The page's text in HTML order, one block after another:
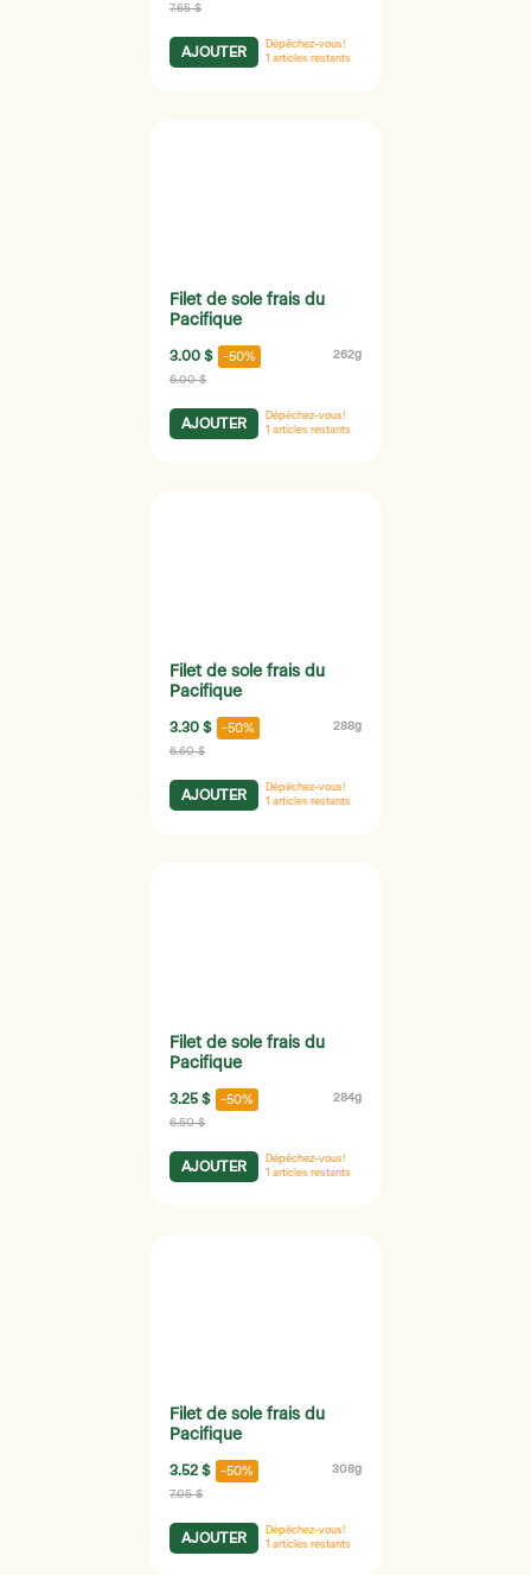
7.65 $
AJOUTER
Dépêchez-vous!
1 articles restants
Filet de sole frais du
Pacifique
3.00 $ -50% 262g
6.00 $
AJOUTER
Dépêchez-vous!
1 articles restants
Filet de sole frais du
Pacifique
3.30 $ -50% 288g
6.60 $
AJOUTER
Dépêchez-vous!
1 articles restants
Filet de sole frais du
Pacifique
3.25 $ -50% 284g
6.50 $
AJOUTER
Dépêchez-vous!
1 articles restants
Filet de sole frais du
Pacifique
3.52 $ -50% 308g
7.05 $
AJOUTER
Dépêchez-vous!
1 articles restants